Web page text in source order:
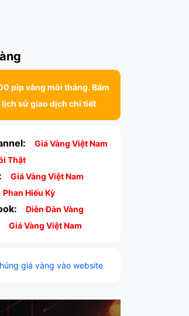
pip vàng mỗi tháng. Bấm
lịch sử giao dịch chi tiết
Giá Vàng Việt Nam
Thật
Giá Vàng Việt Nam
Phan Hiếu Kỳ
Diễn Đàn Vàng
Giá Vàng Việt Nam
giá vàng vào website